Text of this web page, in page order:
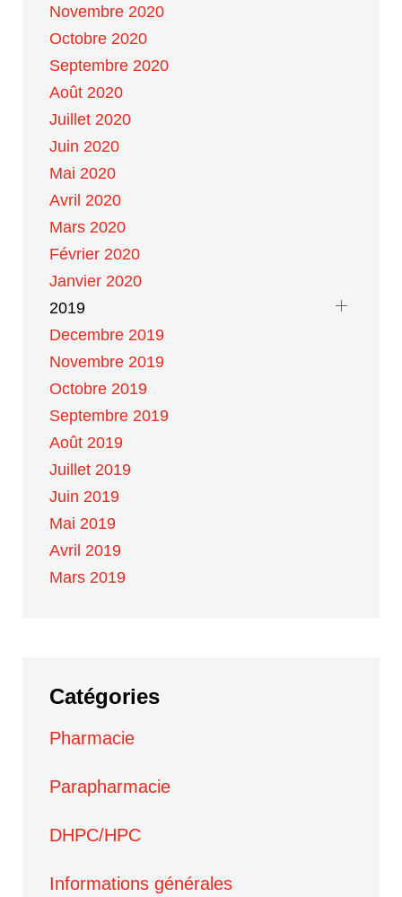
Novembre 2020
Octobre 2020
Septembre 2020
Août 2020
Juillet 2020
Juin 2020
Mai 2020
Avril 2020
Mars 2020
Février 2020
Janvier 2020
2019
Decembre 2019
Novembre 2019
Octobre 2019
Septembre 2019
Août 2019
Juillet 2019
Juin 2019
Mai 2019
Avril 2019
Mars 2019
Catégories
Pharmacie
Parapharmacie
DHPC/HPC
Informations générales